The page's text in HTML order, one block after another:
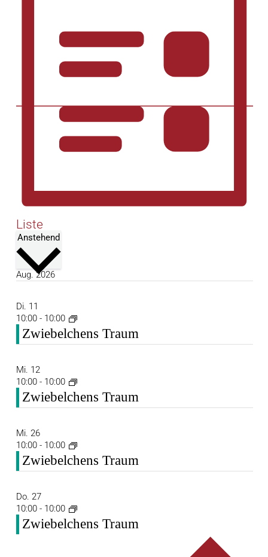
Liste
Anstehend
Aug. 2026
Di. 11
10:00- 10:00
Zwiebelchens Traum
Mi. 12
10:00- 10:00
Zwiebelchens Traum
Mi. 26
10:00- 10:00
Zwiebelchens Traum
Do. 27
10:00- 10:00
Zwiebelchens Traum